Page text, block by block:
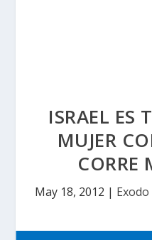
ISRAEL ES
MUJER
CORRE
May 18, 2012 |